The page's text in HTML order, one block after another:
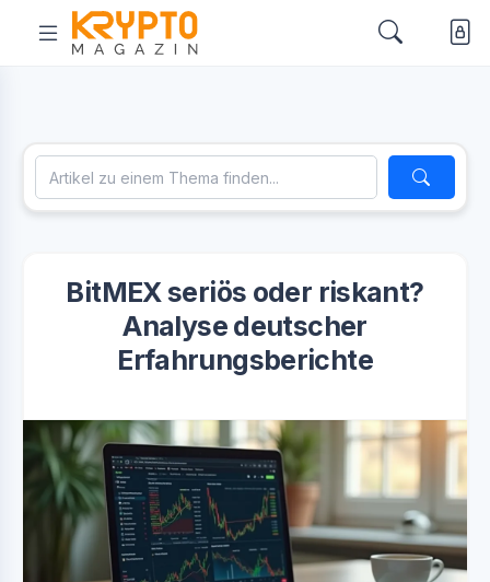
BitMEX seriös oder riskant?
Analyse deutscher
Erfahrungsberichte